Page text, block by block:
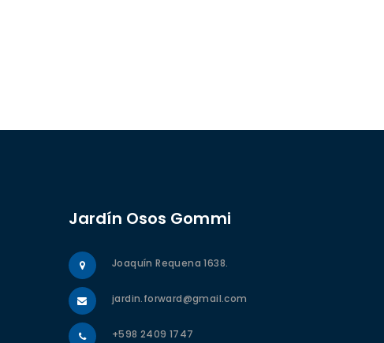
Jardín Osos Gommi
Joaquín Requena 1638.
jardin.forward@gmail.com
+598 2409 1747